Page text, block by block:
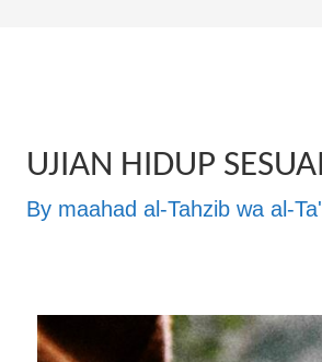
UJIAN HIDUP
By maahad al-Tahzib wa al-